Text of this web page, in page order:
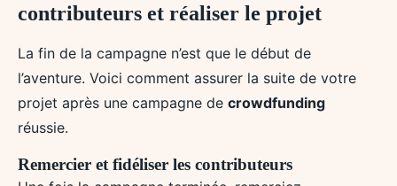
contributeurs et réaliser le projet
La fin de la campagne n’est que le début de
l’aventure. Voici comment assurer la suite de votre
projet après une campagne de crowdfunding
réussie.
Remercier et fidéliser les contributeurs